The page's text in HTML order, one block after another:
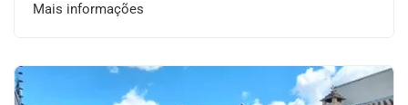
Mais informações